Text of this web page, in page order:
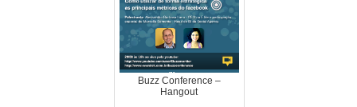
Buzz Conference –
Hangout